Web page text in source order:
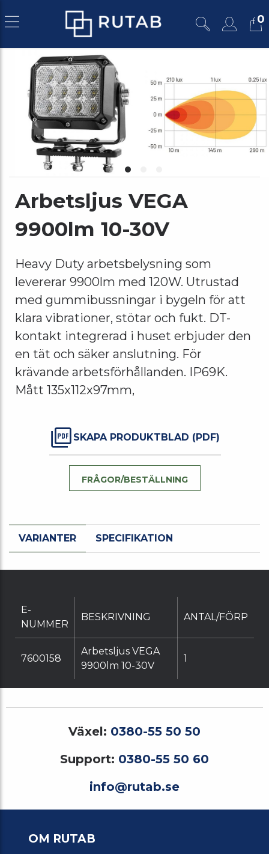
0
Arbetsljus VEGA
9900lm 10-30V
Heavy Duty arbetsbelysning som
levererar 9900lm med 120W. Utrustad
med gummibussningar i bygeln för att
klara vibrationer, stötar och fukt. DT-
kontakt integrerad i huset erbjuder den
en tät och säker anslutning. För
krävande arbetsförhållanden. IP69K.
Mått 135x112x97mm,
SKAPA PRODUKTBLAD (PDF)
FRÅGOR/BESTÄLLNING
VARIANTER SPECIFIKATION
E-
NUMMER
BESKRIVNING ANTAL/FÖRP
7600158
Arbetsljus VEGA
9900lm 10-30V
1
Växel: 0380-55 50 50
Support: 0380-55 50 60
info@rutab.se
OM RUTAB